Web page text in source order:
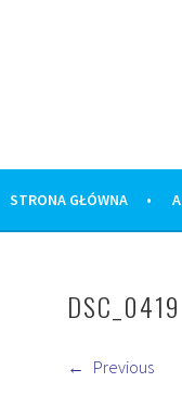
STRONA GŁÓWNA
DSC_0419
Previous